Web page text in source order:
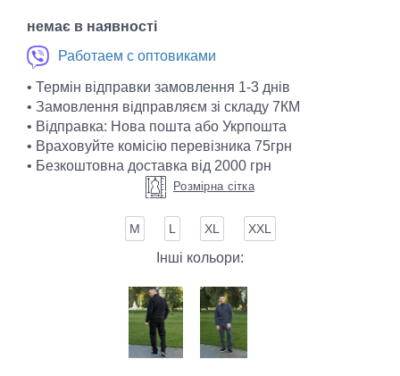
немає в наявності
Работаем с оптовиками
• Термін відправки замовлення 1-3 днів
• Замовлення відправляєм зі складу 7КМ
• Відправка: Нова пошта або Укрпошта
• Враховуйте комісію перевізника 75грн
• Безкоштовна доставка від 2000 грн
Розмірна сітка
М L XL XXL
Інші кольори: